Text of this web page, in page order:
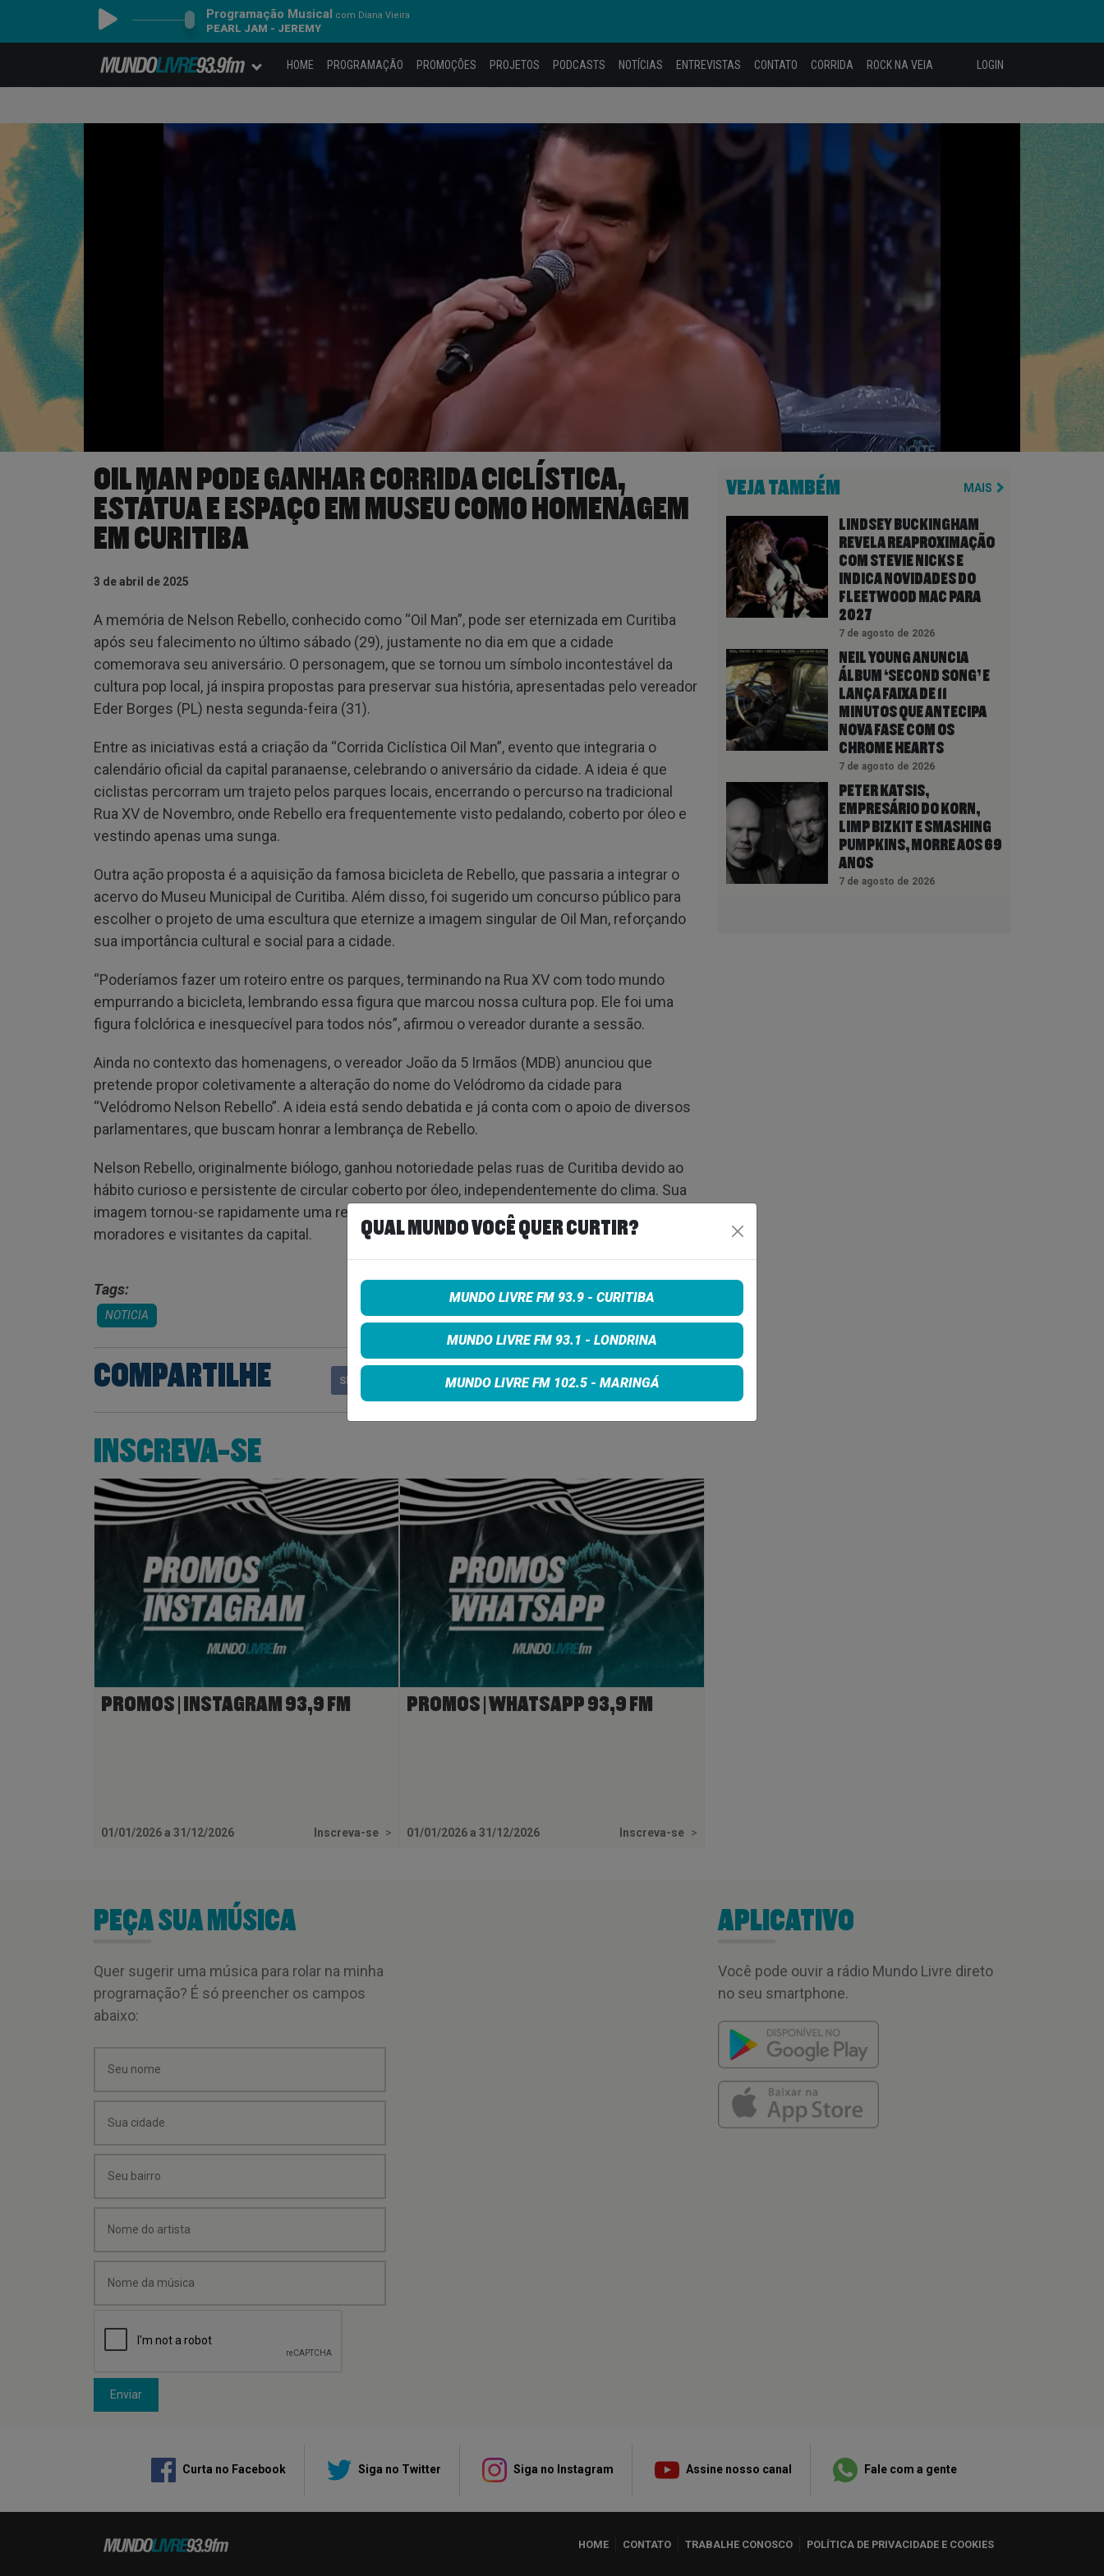
Programação Musical com Diana Vieira
PEARL JAM - JEREMY
HOME PROGRAMAÇÃO PROMOÇÕES PROJETOS PODCASTS NOTÍCIAS ENTREVISTAS CONTATO CORRIDA ROCK NA VEIA LOGIN
OIL MAN PODE GANHAR CORRIDA CICLÍSTICA,
ESTÁTUA E ESPAÇO EM MUSEU COMO HOMENAGEM
EM CURITIBA
3 de abril de 2025
A memória de Nelson Rebello, conhecido como “Oil Man”, pode ser eternizada em Curitiba
após seu falecimento no último sábado (29), justamente no dia em que a cidade
comemorava seu aniversário. O personagem, que se tornou um símbolo incontestável da
cultura pop local, já inspira propostas para preservar sua história, apresentadas pelo vereador
Eder Borges (PL) nesta segunda-feira (31).
Entre as iniciativas está a criação da “Corrida Ciclística Oil Man”, evento que integraria o
calendário oficial da capital paranaense, celebrando o aniversário da cidade. A ideia é que
ciclistas percorram um trajeto pelos parques locais, encerrando o percurso na tradicional
Rua XV de Novembro, onde Rebello era frequentemente visto pedalando, coberto por óleo e
vestindo apenas uma sunga.
Outra ação proposta é a aquisição da famosa bicicleta de Rebello, que passaria a integrar o
acervo do Museu Municipal de Curitiba. Além disso, foi sugerido um concurso público para
escolher o projeto de uma escultura que eternize a imagem singular de Oil Man, reforçando
sua importância cultural e social para a cidade.
“Poderíamos fazer um roteiro entre os parques, terminando na Rua XV com todo mundo
empurrando a bicicleta, lembrando essa figura que marcou nossa cultura pop. Ele foi uma
figura folclórica e inesquecível para todos nós”, afirmou o vereador durante a sessão.
Ainda no contexto das homenagens, o vereador João da 5 Irmãos (MDB) anunciou que
pretende propor coletivamente a alteração do nome do Velódromo da cidade para
“Velódromo Nelson Rebello”. A ideia está sendo debatida e já conta com o apoio de diversos
parlamentares, que buscam honrar a lembrança de Rebello.
Nelson Rebello, originalmente biólogo, ganhou notoriedade pelas ruas de Curitiba devido ao
hábito curioso e persistente de circular coberto por óleo, independentemente do clima. Sua
imagem tornou-se rapidamente uma referência popular, sendo admirado e reconhecido por
moradores e visitantes da capital.
Tags:
NOTICIA
COMPARTILHE Share on Facebook Share on Twitter Share on Google+
VEJA TAMBÉM MAIS
LINDSEY BUCKINGHAM
REVELA REAPROXIMAÇÃO
COM STEVIE NICKS E
INDICA NOVIDADES DO
FLEETWOOD MAC PARA
2027
7 de agosto de 2026
NEIL YOUNG ANUNCIA
ÁLBUM ‘SECOND SONG’ E
LANÇA FAIXA DE 11
MINUTOS QUE ANTECIPA
NOVA FASE COM OS
CHROME HEARTS
7 de agosto de 2026
PETER KATSIS,
EMPRESÁRIO DO KORN,
LIMP BIZKIT E SMASHING
PUMPKINS, MORRE AOS 69
ANOS
7 de agosto de 2026
INSCREVA-SE
PROMOS | INSTAGRAM 93,9 FM
01/01/2026 a 31/12/2026 Inscreva-se >
PROMOS | WHATSAPP 93,9 FM
01/01/2026 a 31/12/2026 Inscreva-se >
PEÇA SUA MÚSICA
Quer sugerir uma música para rolar na minha
programação? É só preencher os campos
abaixo:
Enviar
APLICATIVO
Você pode ouvir a rádio Mundo Livre direto
no seu smartphone.
Curta no Facebook Siga no Twitter Siga no Instagram Assine nosso canal Fale com a gente
HOME CONTATO TRABALHE CONOSCO POLÍTICA DE PRIVACIDADE E COOKIES
QUAL MUNDO VOCÊ QUER CURTIR?
MUNDO LIVRE FM 93.9 - CURITIBA
MUNDO LIVRE FM 93.1 - LONDRINA
MUNDO LIVRE FM 102.5 - MARINGÁ